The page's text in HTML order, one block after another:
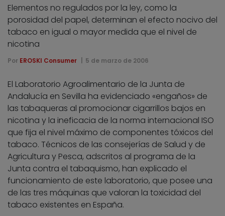
Elementos no regulados por la ley, como la
porosidad del papel, determinan el efecto nocivo del
tabaco en igual o mayor medida que el nivel de
nicotina
Por EROSKI Consumer 5 de marzo de 2006
El Laboratorio Agroalimentario de la Junta de
Andalucía en Sevilla ha evidenciado «engaños» de
las tabaqueras al promocionar cigarrillos bajos en
nicotina y la ineficacia de la norma internacional ISO
que fija el nivel máximo de componentes tóxicos del
tabaco. Técnicos de las consejerías de Salud y de
Agricultura y Pesca, adscritos al programa de la
Junta contra el tabaquismo, han explicado el
funcionamiento de este laboratorio, que posee una
de las tres máquinas que valoran la toxicidad del
tabaco existentes en España.